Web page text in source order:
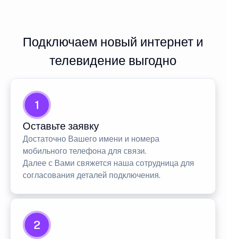
Подключаем новый интернет и
телевидение выгодно
1
Оставьте заявку
Достаточно Вашего имени и номера
мобильного телефона для связи.
Далее с Вами свяжется наша сотрудница для
согласования деталей подключения.
2